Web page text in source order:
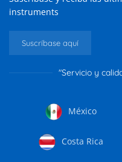
instruments
Suscríbase aquí
"Servicio y
México
Costa Rica